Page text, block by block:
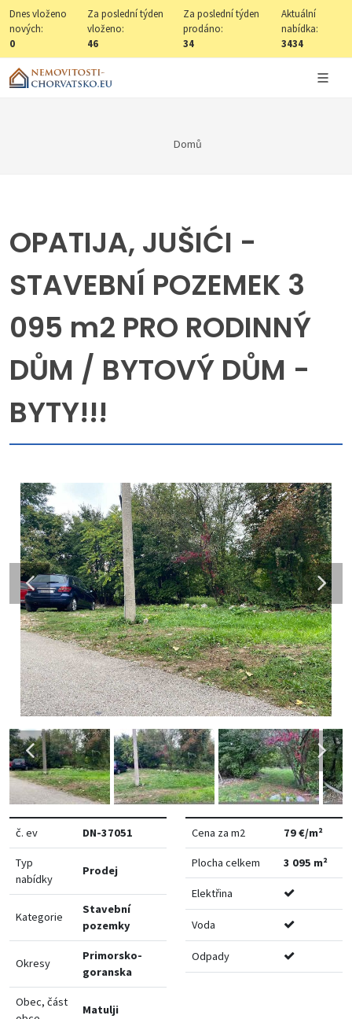
Dnes vloženo
nových:
0
Za poslední týden
vloženo:
46
Za poslední týden
prodáno:
34
Aktuální
nabídka:
3434
Domů
OPATIJA, JUŠIĆI -
STAVEBNÍ POZEMEK 3
095 m2 PRO RODINNÝ
DŮM / BYTOVÝ DŮM -
BYTY!!!
č. ev DN-37051
Typ
nabídky
Prodej
Kategorie
Stavební
pozemky
Okresy
Primorsko-
goranska
Obec, část
Matulji
Cena za m2 79 €/m²
Plocha celkem 3 095 m²
Elektřina
Voda
Odpady